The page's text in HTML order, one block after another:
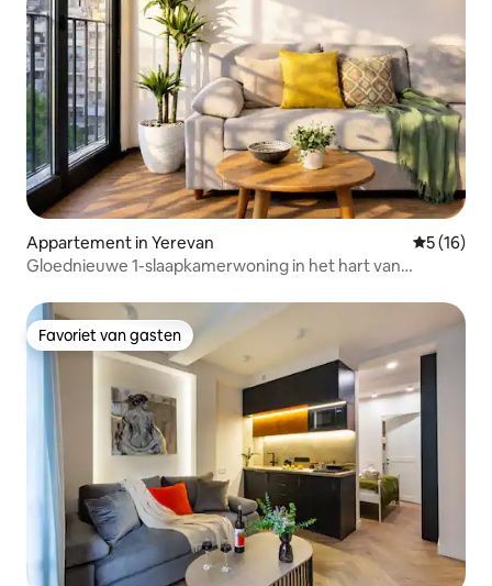
Appartement in Yerevan
5 (16)
Gloednieuwe 1-slaapkamerwoning in het hart van
Favoriet van gasten
Favoriet van gasten